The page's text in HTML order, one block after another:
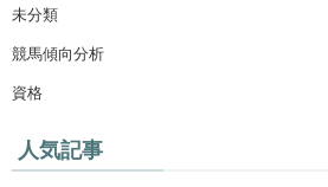
未分類
競馬傾向分析
資格
人気記事